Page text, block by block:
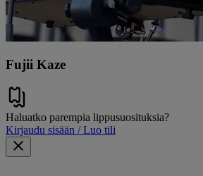
Fujii Kaze
Haluatko parempia lippusuosituksia?
Kirjaudu sisään / Luo tili